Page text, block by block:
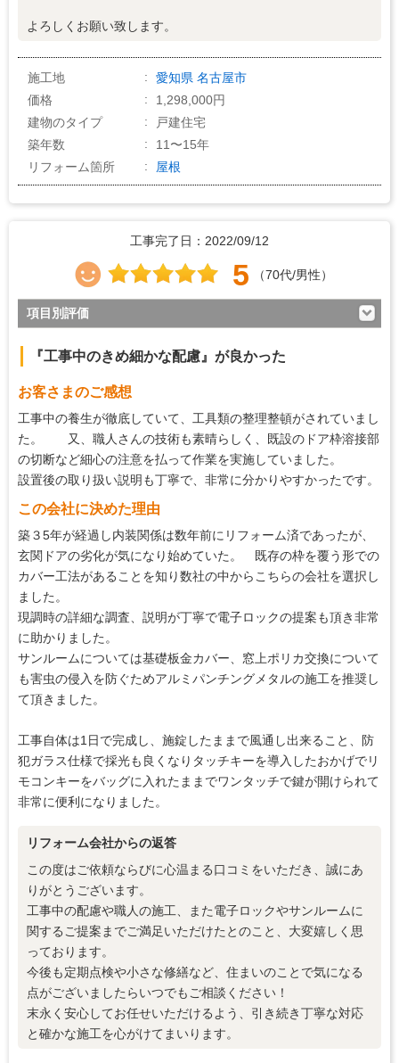
よろしくお願い致します。
施工地 愛知県 名古屋市
価格
1,298,000円
建物のタイプ
戸建住宅
築年数
11〜15年
リフォーム箇所
屋根
工事完了日：2022/09/12
5 （70代/男性）
項目別評価
説明の分かりやすさ 5
施工の段取り・管理 5
作業中の配慮
仕上がり 5
価格の納得感 3
『工事中のきめ細かな配慮』が良かった
お客さまのご感想
工事中の養生が徹底していて、工具類の整理整頓がされていまし
た。 又、職人さんの技術も素晴らしく、既設のドア枠溶接部
の切断など細心の注意を払って作業を実施していました。
設置後の取り扱い説明も丁寧で、非常に分かりやすかったです。
この会社に決めた理由
築３5年が経過し内装関係は数年前にリフォーム済であったが、
玄関ドアの劣化が気になり始めていた。 既存の枠を覆う形での
カバー工法があることを知り数社の中からこちらの会社を選択し
ました。
現調時の詳細な調査、説明が丁寧で電子ロックの提案も頂き非常
に助かりました。
サンルームについては基礎板金カバー、窓上ポリカ交換について
も害虫の侵入を防ぐためアルミパンチングメタルの施工を推奨し
て頂きました。
工事自体は1日で完成し、施錠したままで風通し出来ること、防
犯ガラス仕様で採光も良くなりタッチキーを導入したおかげでリ
モコンキーをバッグに入れたままでワンタッチで鍵が開けられて
非常に便利になりました。
リフォーム会社からの返答
この度はご依頼ならびに心温まる口コミをいただき、誠にあ
りがとうございます。
工事中の配慮や職人の施工、また電子ロックやサンルームに
関するご提案までご満足いただけたとのこと、大変嬉しく思
っております。
今後も定期点検や小さな修繕など、住まいのことで気になる
点がございましたらいつでもご相談ください！
末永く安心してお任せいただけるよう、引き続き丁寧な対応
と確かな施工を心がけてまいります。